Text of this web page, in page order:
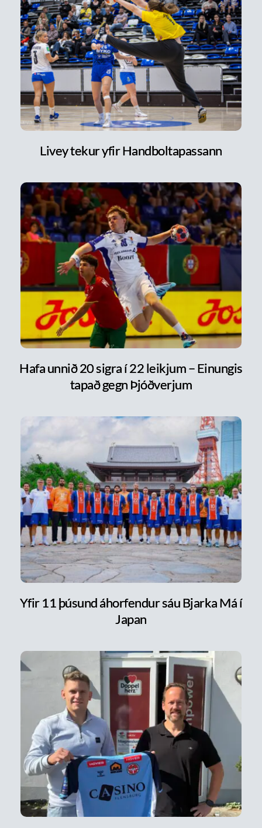
Livey tekur yfir Handboltapassann
Hafa unnið 20 sigra í 22 leikjum – Einungis
tapað gegn Þjóðverjum
Yfir 11 þúsund áhorfendur sáu Bjarka Má í
Japan